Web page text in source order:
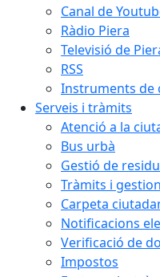
Canal de
Ràdio Piera
Televisió de
RSS
Instruments de
Serveis i tràmits
Atenció a la
Bus urbà
Gestió de
Tràmits i
Carpeta
Notificacions
Verificació de
Impostos